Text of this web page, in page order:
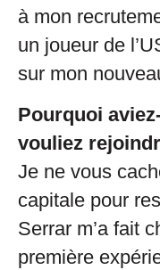
à mon
un joueur de
sur mon
Pourquoi
vouliez
Je ne vous
capitale pour
Serrar m’a fait
première